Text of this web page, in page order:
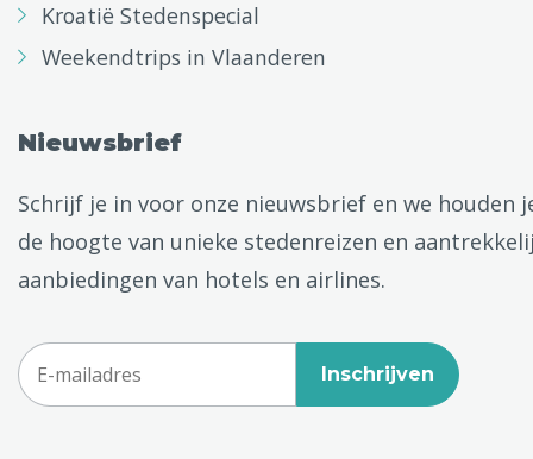
Kroatië Stedenspecial
Weekendtrips in Vlaanderen
Nieuwsbrief
Schrijf je in voor onze nieuwsbrief en we houden
de hoogte van unieke stedenreizen en
aanbiedingen van hotels en airlines.
Inschrijven